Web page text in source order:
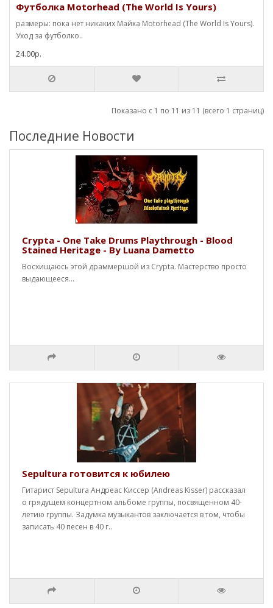
Футболка Motorhead (The World Is Yours)
размеры: пока нет никаких Майка Motorhead (The World Is Yours).
Уход за футболко..
24.00р.
Показано с 1 по 11 из 11 (всего 1 страниц)
Последние Новости
Crypta - One Take Drums Playthrough - Blood
Stained Heritage - By Luana Dametto
Восхищаюсь этой драммершой из Crypta. Мастерство просто
выдающееся...
Sepultura готовится к юбилею
Гитарист Sepultura Андреас Киссер (Andreas Kisser) рассказал
о грядущем концертном альбоме группы, посвященном 40-
летию группы. Задумка музыкантов заключается в том, чтобы
записать 40 песен в 40 г..